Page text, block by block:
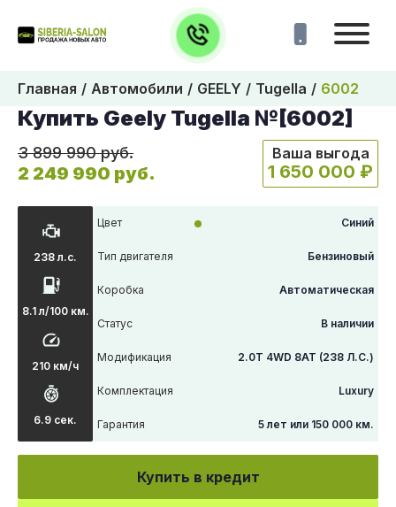
Главная Автомобили GEELY Tugella 6002
Купить Geely Tugella №[6002]
3 899 990 руб.
2 249 990 руб.
Ваша выгода
1 650 000 ₽
238 л.с.
8.1 л/100 км.
210 км/ч
6.9 сек.
Цвет Синий
Тип двигателя Бензиновый
Коробка Автоматическая
Статус В наличии
Модификация 2.0T 4WD 8AT (238 Л.С.)
Комплектация Luxury
Гарантия 5 лет или 150 000 км.
Купить в кредит